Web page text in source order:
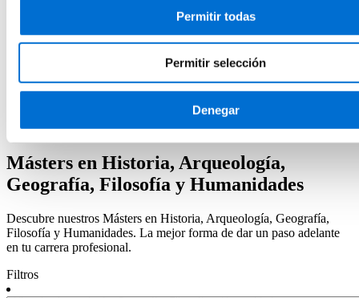
Permitir todas
Permitir selección
Denegar
Servicios del IL3-UB
Programas en Historia, Arqueología, Geografía, Filosofía y
Másters en Historia, Arqueología, Geografía, Filosofía y
Humanidades
Másters en Historia, Arqueología,
Geografía, Filosofía y Humanidades
Descubre nuestros Másters en Historia, Arqueología, Geografía,
Filosofía y Humanidades. La mejor forma de dar un paso adelante
en tu carrera profesional.
Filtros